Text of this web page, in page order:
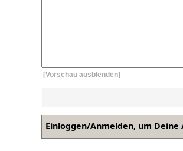
[Vorschau ausblenden]